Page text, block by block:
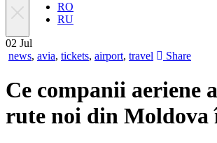
RO
RU
02 Jul
news, avia, tickets, airport, travel Share
Ce companii aeriene
rute noi din Moldova